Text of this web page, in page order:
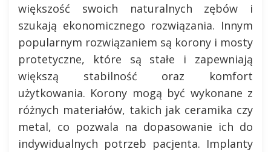
większość swoich naturalnych zębów i
szukają ekonomicznego rozwiązania. Innym
popularnym rozwiązaniem są korony i mosty
protetyczne, które są stałe i zapewniają
większą stabilność oraz komfort
użytkowania. Korony mogą być wykonane z
różnych materiałów, takich jak ceramika czy
metal, co pozwala na dopasowanie ich do
indywidualnych potrzeb pacjenta. Implanty